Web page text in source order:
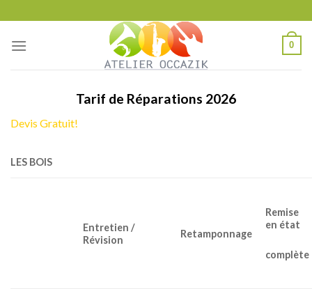
to
content
0
Tarif de Réparations 2026
Devis Gratuit!
LES BOIS
Entretien /
Révision
Retamponnage
Remise
en état
complète